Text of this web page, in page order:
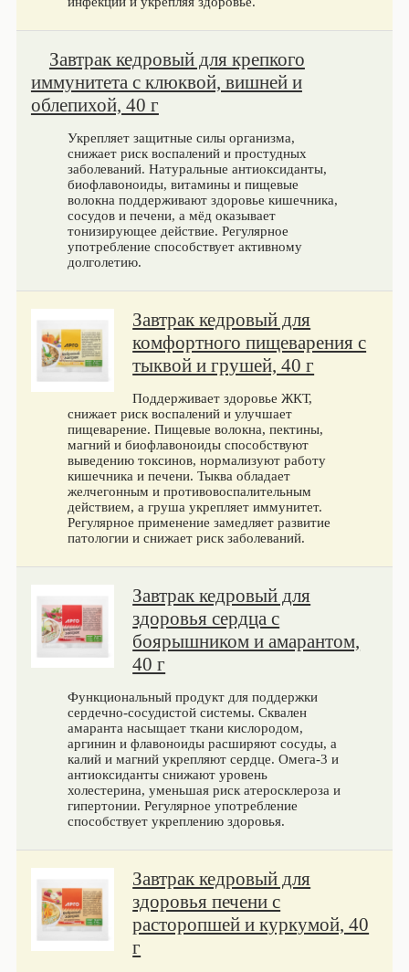
Завтрак кедровый для крепкого
иммунитета с клюквой, вишней и
облепихой, 40 г
Укрепляет защитные силы организма,
снижает риск воспалений и простудных
заболеваний. Натуральные антиоксиданты,
биофлавоноиды, витамины и пищевые
волокна поддерживают здоровье кишечника,
сосудов и печени, а мёд оказывает
тонизирующее действие. Регулярное
употребление способствует активному
долголетию.
Завтрак кедровый для
комфортного пищеварения с
тыквой и грушей, 40 г
Поддерживает здоровье ЖКТ,
снижает риск воспалений и улучшает
пищеварение. Пищевые волокна, пектины,
магний и биофлавоноиды способствуют
выведению токсинов, нормализуют работу
кишечника и печени. Тыква обладает
желчегонным и противовоспалительным
действием, а груша укрепляет иммунитет.
Регулярное применение замедляет развитие
патологии и снижает риск заболеваний.
Завтрак кедровый для
здоровья сердца с
боярышником и амарантом,
40 г
Функциональный продукт для поддержки
сердечно-сосудистой системы. Сквален
амаранта насыщает ткани кислородом,
аргинин и флавоноиды расширяют сосуды, а
калий и магний укрепляют сердце. Омега-3 и
антиоксиданты снижают уровень
холестерина, уменьшая риск атеросклероза и
гипертонии. Регулярное употребление
способствует укреплению здоровья.
Завтрак кедровый для
здоровья печени с
расторопшей и куркумой, 40
г